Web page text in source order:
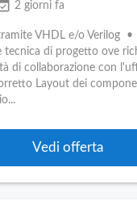
2 giorni fa
VHDL e/o Verilog •
tecnica di progetto ove
di collaborazione con
Layout dei
Vedi offerta